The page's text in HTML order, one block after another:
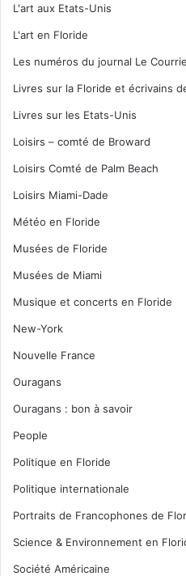
L'art aux Etats-Unis
L'art en Floride
Les numéros du journal Le
Livres sur la Floride et écrivains
Livres sur les Etats-Unis
Loisirs – comté de Broward
Loisirs Comté de Palm Beach
Loisirs Miami-Dade
Météo en Floride
Musées de Floride
Musées de Miami
Musique et concerts en Floride
New-York
Nouvelle France
Ouragans
Ouragans : bon à savoir
People
Politique en Floride
Politique internationale
Portraits de Francophones de
Science & Environnement en
Société Américaine